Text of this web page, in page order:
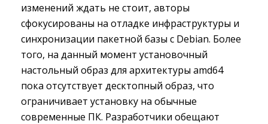
изменений ждать не стоит, авторы
сфокусированы на отладке инфраструктуры и
синхронизации пакетной базы с Debian. Более
того, на данный момент установочный
настольный образ для архитектуры amd64
пока отсутствует десктопный образ, что
ограничивает установку на обычные
современные ПК. Разработчики обещают